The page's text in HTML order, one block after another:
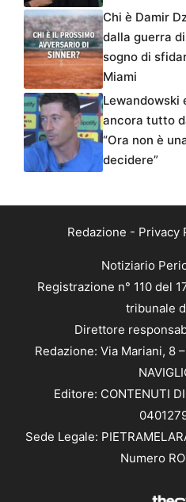
Chi è Damir
dalla guerra
sogno di
Miami
Lewandowski
ancora tutto
“Ora non è
decidere”
Redazione - Privacy
Notiziario
Registrazione n° 110 del
tribunale
Direttore
Redazione: Via Mariani, 8
Editore: CONTENUTI
Sede Legale:
Numero